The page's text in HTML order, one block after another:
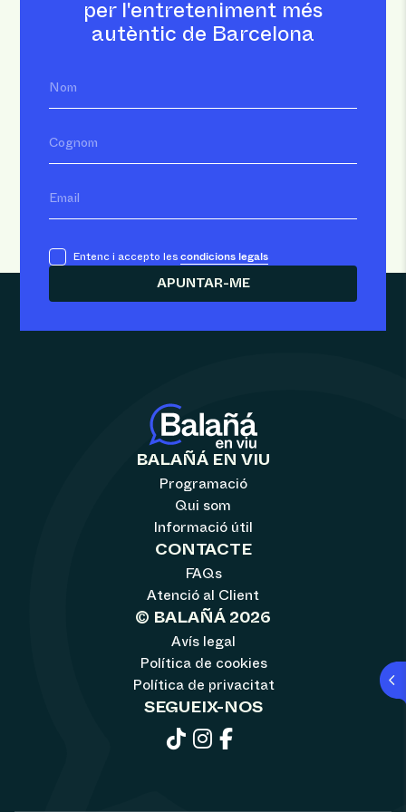
per l'entreteniment més
autèntic de Barcelona
Nom
Cognom
Email
Entenc i accepto lescondicions legals
BALAÑÁ EN VIU
Programació
Qui som
Informació útil
CONTACTE
FAQs
Atenció al Client
© BALAÑÁ 2026
Avís legal
Política de cookies
Política de privacitat
SEGUEIX-NOS